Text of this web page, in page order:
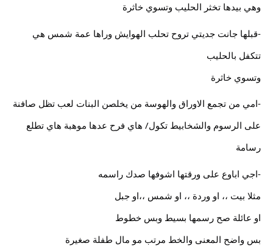
وهي بيدها تخثر الحليب وتسوي خاثرة
-قبلها جانت جديتي تروح تحلب الهوايش وراها عمة شمس هي
تتكفل بالحليب
وتسوي خاثرة
-امي من تجمع الاوراق والهوسة من يخلصن البنات لعب تظل صافنة
على الرسوم والشخابيط تكول/ هاي فرح عدها موهبة هاي تطلع
رسامة
-اجي اباوع على ورقتها اشوفها صدك راسمه
مثلا بيت ،، او وردة ،، او شمس ،،او جبل
او عائلة صح رسمها بسيط وبس خطوط
بس واضح المعنى والخط مرتب مو مال طفلة صغيرة